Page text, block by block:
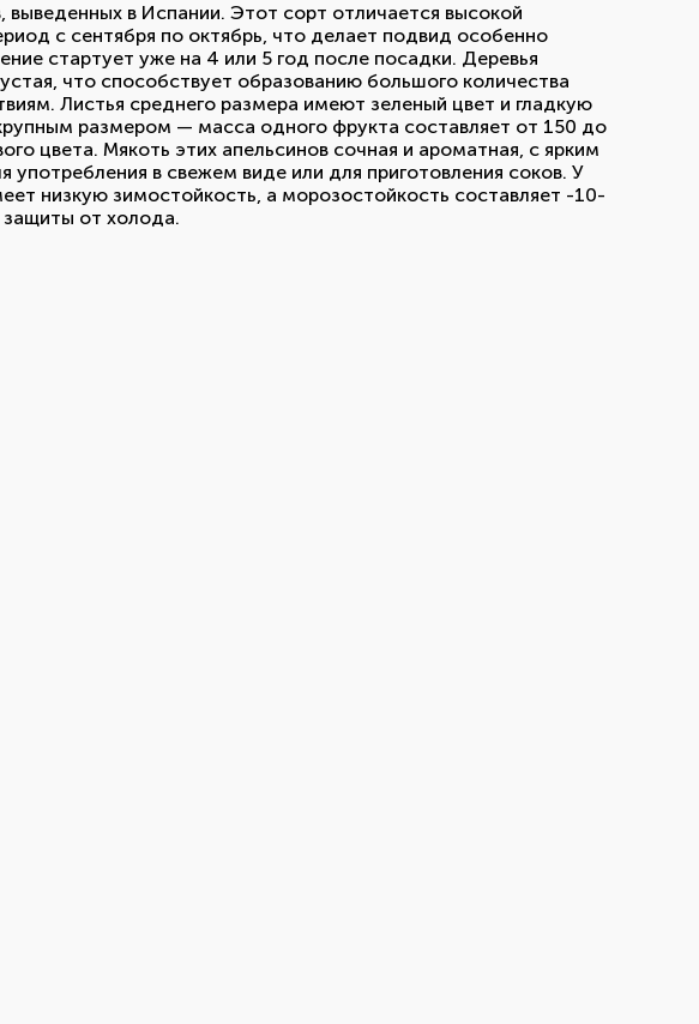
выведенных в Испании. Этот сорт отличается высокой
с сентября по октябрь, что делает подвид особенно
стартует уже на 4 или 5 год после посадки. Деревья
что способствует образованию большого количества
Листья среднего размера имеют зеленый цвет и гладкую
размером — масса одного фрукта составляет от 150 до
цвета. Мякоть этих апельсинов сочная и ароматная, с ярким
в свежем виде или для приготовления соков. У
низкую зимостойкость, а морозостойкость составляет -10-
защиты от холода.